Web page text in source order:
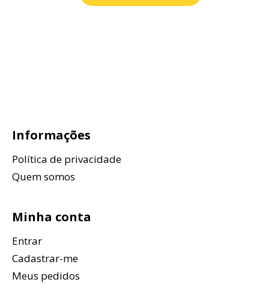
Informações
Política de privacidade
Quem somos
Minha conta
Entrar
Cadastrar-me
Meus pedidos